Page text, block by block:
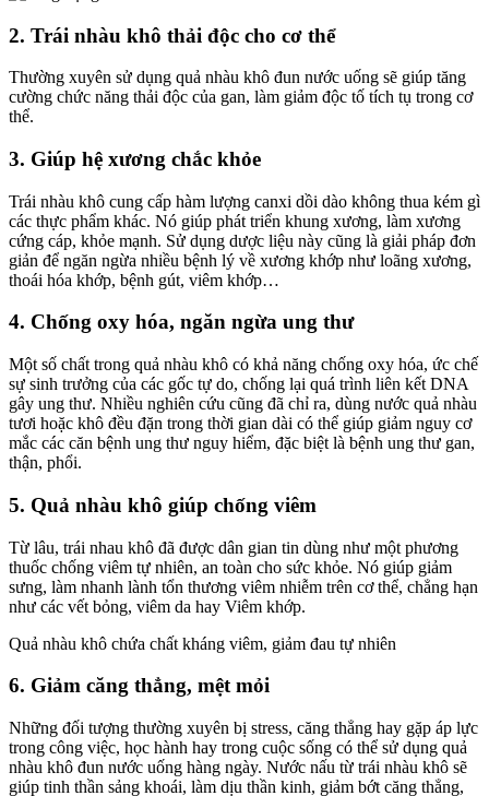
2. Trái nhàu khô thải độc cho cơ thể
Thường xuyên sử dụng quả nhàu khô đun nước uống sẽ giúp tăng
cường chức năng thải độc của gan, làm giảm độc tố tích tụ trong cơ
thể.
3. Giúp hệ xương chắc khỏe
Trái nhàu khô cung cấp hàm lượng canxi dồi dào không thua kém gì
các thực phẩm khác. Nó giúp phát triển khung xương, làm xương
cứng cáp, khỏe mạnh. Sử dụng dược liệu này cũng là giải pháp đơn
giản để ngăn ngừa nhiều bệnh lý về xương khớp như loãng xương,
thoái hóa khớp, bệnh gút, viêm khớp…
4. Chống oxy hóa, ngăn ngừa ung thư
Một số chất trong quả nhàu khô có khả năng chống oxy hóa, ức chế
sự sinh trưởng của các gốc tự do, chống lại quá trình liên kết DNA
gây ung thư. Nhiều nghiên cứu cũng đã chỉ ra, dùng nước quả nhàu
tươi hoặc khô đều đặn trong thời gian dài có thể giúp giảm nguy cơ
mắc các căn bệnh ung thư nguy hiểm, đặc biệt là bệnh ung thư gan,
thận, phổi.
5. Quả nhàu khô giúp chống viêm
Từ lâu, trái nhau khô đã được dân gian tin dùng như một phương
thuốc chống viêm tự nhiên, an toàn cho sức khỏe. Nó giúp giảm
sưng, làm nhanh lành tổn thương viêm nhiễm trên cơ thể, chẳng hạn
như các vết bỏng, viêm da hay Viêm khớp.
Quả nhàu khô chứa chất kháng viêm, giảm đau tự nhiên
6. Giảm căng thẳng, mệt mỏi
Những đối tượng thường xuyên bị stress, căng thẳng hay gặp áp lực
trong công việc, học hành hay trong cuộc sống có thể sử dụng quả
nhàu khô đun nước uống hàng ngày. Nước nấu từ trái nhàu khô sẽ
giúp tinh thần sảng khoái, làm dịu thần kinh, giảm bớt căng thẳng,